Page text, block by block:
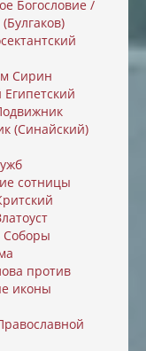
Богословие /
Сирин
(Синайский)
сотницы
Соборы
против
иконы